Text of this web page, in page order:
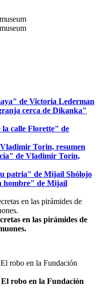
de Victoria Lederman
cerca de Dikanka"
calle Florette" de
Torin, resumen
de Vladimir Torin,
patria" de Mijaíl Shólojo
hombre" de Mijaíl
en las pirámides de
robo en la Fundación